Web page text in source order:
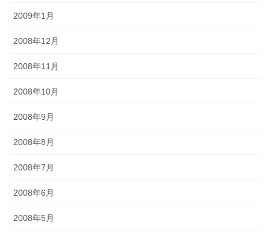
2009年1月
2008年12月
2008年11月
2008年10月
2008年9月
2008年8月
2008年7月
2008年6月
2008年5月